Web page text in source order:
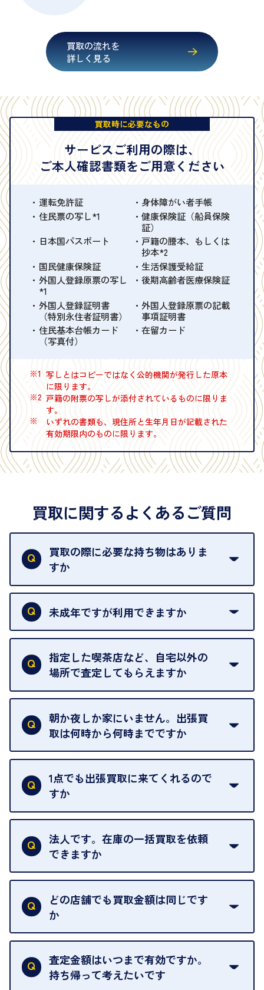
買取の流れを
詳しく見る
買取時に必要なもの
サービスご利用の際は、
ご本人確認書類をご用意ください
運転免許証
身体障がい者手帳
住民票の写し*1
健康保険証（船員保険
証）
日本国パスポート
戸籍の謄本、もしくは
抄本*2
国民健康保険証
生活保護受給証
外国人登録原票の写し
*1
後期高齢者医療保険証
外国人登録証明書
（特別永住者証明書）
外国人登録原票の記載
事項証明書
住民基本台帳カード
（写真付）
在留カード
※1 写しとはコピーではなく公的機関が発行した原本
に限ります。
※2 戸籍の附票の写しが添付されているものに限りま
す。
※
いずれの書類も、現住所と生年月日が記載された
有効期限内のものに限ります。
買取に関するよくあるご質問
買取の際に必要な持ち物はありま
すか
本人確認書類をご用意ください。ご利用になれる書
類はこちらをご確認ください。
未成年ですが利用できますか
18歳未満の方は、保護者の同意があってもご利用い
ただけません。
指定した喫茶店など、自宅以外の
場所で査定してもらえますか
ご自宅以外での査定はお引き受けできません。ご指
定のお店や、ほかのお客様への迷惑となることが考
えられるためです。
朝か夜しか家にいません。出張買
取は何時から何時までですか
ご訪問可能時間は、10時から19時です。
ただし、お品物の種類や量によっては対応させてい
ただくことがあります。
1点でも出張買取に来てくれるので
すか
はい。1点でもお伺いします。
法人です。在庫の一括買取を依頼
できますか
はい。喜んで承ります。出張買取をご利用くださ
い。
ご指定の場所にお伺いします。
どの店舗でも買取金額は同じです
か
はい。全店舗一律です。
ただし、中古市場は日々変動するため、査定した日
によって査定額が変わることはございます。
査定金額はいつまで有効ですか。
持ち帰って考えたいです